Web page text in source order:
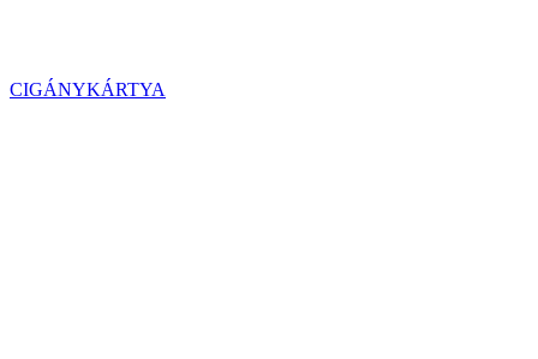
CIGÁNYKÁRTYA